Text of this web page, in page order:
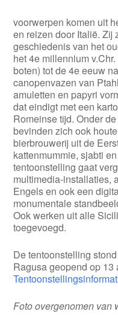
voorwerpen komen uit
en reizen door Italië. Zij
geschiedenis van het
het 4e millennium
boten) tot de 4e eeuw
canopenvazen van
amuletten en papyri
dat eindigt met een
Romeinse tijd. Onder
bevinden zich ook
bierbrouwerij uit de
kattenmummie, sjabti
tentoonstelling gaat
multimedia-installaties,
Engels en ook een
monumentale
Ook werken uit alle
toegevoegd.
De tentoonstelling
Ragusa geopend op 13
Foto overgenomen van